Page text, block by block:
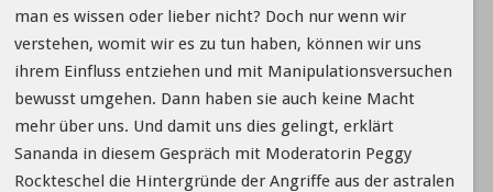
man es wissen oder lieber nicht? Doch nur wenn wir
verstehen, womit wir es zu tun haben, können wir uns
ihrem Einfluss entziehen und mit Manipulationsversuchen
bewusst umgehen. Dann haben sie auch keine Macht
mehr über uns. Und damit uns dies gelingt, erklärt
Sananda in diesem Gespräch mit Moderatorin Peggy
Rockteschel die Hintergründe der Angriffe aus der astralen